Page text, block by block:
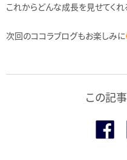
これからどんな成長を見せてくれ
次回のココラブログもお楽しみに
この記